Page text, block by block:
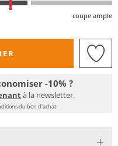
coupe ample
-10% ?
à la newsletter.
du bon d'achat.